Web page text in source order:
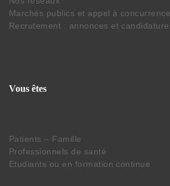
Marchés publics et appel à concurrence
Recrutement : annonces et
Vous êtes
Patients – Famille
Professionnels de santé
Etudiants ou en formation continue